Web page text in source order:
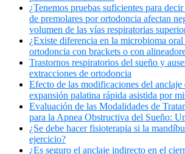
¿Tenemos pruebas suficientes para
de premolares por ortodoncia afectan
volumen de las vías respiratorias
¿Existe diferencia en la microbioma oral
ortodoncia con brackets o con
Trastornos respiratorios del sueño y
extracciones de ortodoncia
Efecto de las modificaciones del anclaje
expansión palatina rápida asistida por
Evaluación de las Modalidades de
para la Apnea Obstructiva del Sueño:
¿Se debe hacer fisioterapia si la
ejercicio?
¿Es seguro el anclaje indirecto en el